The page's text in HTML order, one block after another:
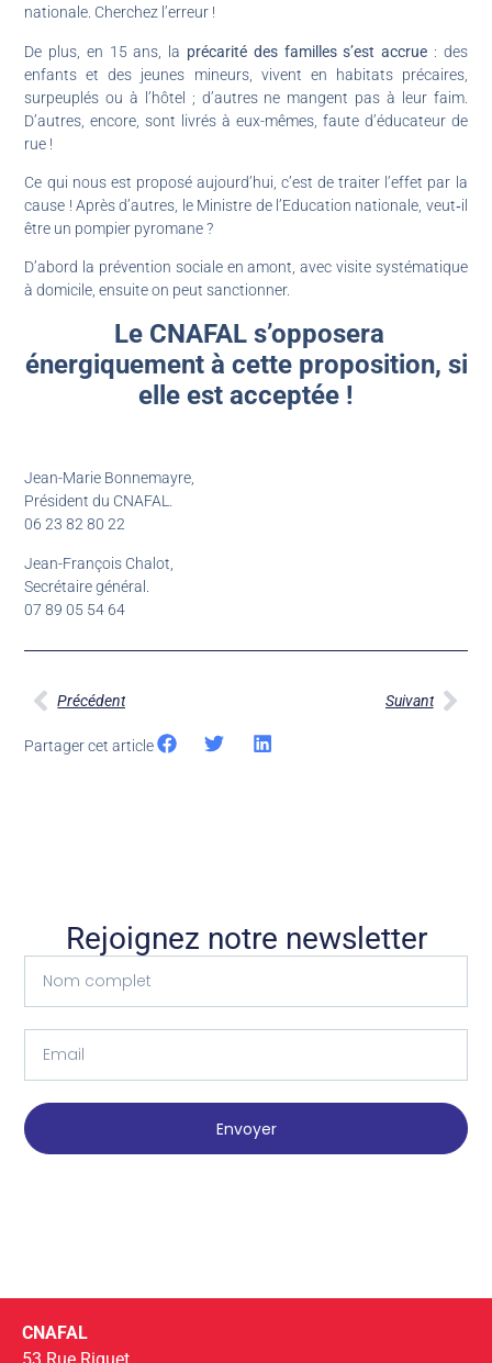
nationale. Cherchez l’erreur !
De plus, en 15 ans, la précarité des familles s’est accrue : des
enfants et des jeunes mineurs, vivent en habitats précaires,
surpeuplés ou à l’hôtel ; d’autres ne mangent pas à leur faim.
D’autres, encore, sont livrés à eux-mêmes, faute d’éducateur de
rue !
Ce qui nous est proposé aujourd’hui, c’est de traiter l’effet par la
cause ! Après d’autres, le Ministre de l’Education nationale, veut‑il
être un pompier pyromane ?
D’abord la prévention sociale en amont, avec visite systématique
à domicile, ensuite on peut sanctionner.
Le CNAFAL s’opposera
énergiquement à cette proposition, si
elle est acceptée !
Jean-Marie Bonnemayre,
Président du CNAFAL.
06 23 82 80 22
Jean-François Chalot,
Secrétaire général.
07 89 05 54 64
Précédent Suivant
Partager cet article
Rejoignez notre newsletter
Envoyer
CNAFAL